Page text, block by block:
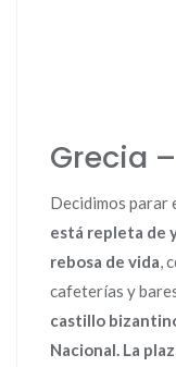
Grecia
Decidimos parar
está repleta de
rebosa de vida,
cafeterías y
castillo
Nacional. La